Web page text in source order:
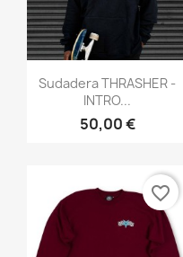
Vista rápida
Sudadera THRASHER -
INTRO...
50,00 €
favorite_border